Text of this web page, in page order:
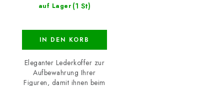
auf Lager (1 St)
IN DEN KORB
Eleganter Lederkoffer zur
Aufbewahrung Ihrer
Figuren, damit ihnen beim